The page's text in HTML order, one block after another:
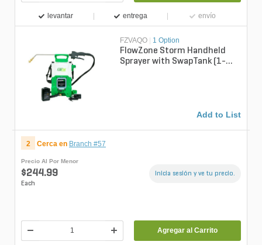
levantar entrega envío
FZVAQO | 1 Option
FlowZone Storm Handheld
Sprayer with SwapTank (1-
Add to List
2 Cerca en Branch #57
Precio Al Por Menor
$244.99
Each
Inicia sesión y ve tu precio.
Agregar al Carrito